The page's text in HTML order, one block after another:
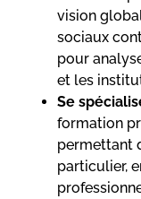
vision
sociaux
pour
et les
Se
formation
permettant
particulier,